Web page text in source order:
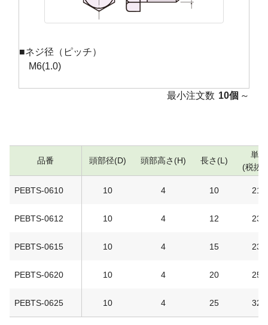
■ネジ径（ピッチ）
M6(1.0)
最小注文数 10個 ～
品番 頭部径(D) 頭部高さ(H) 長さ(L)
単価
(税抜/
PEBTS-0610 10 4 10 217
PEBTS-0612 10 4 12 234
PEBTS-0615 10 4 15 234
PEBTS-0620 10 4 20 256
PEBTS-0625 10 4 25 326